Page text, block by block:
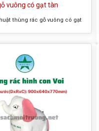
vuông có gạt tàn
thùng rác gỗ vuông có gạt
Có giỏ đựng rác bên trong
phẩm thùng rác gỗ...